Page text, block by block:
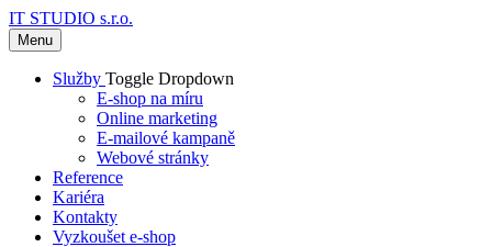
IT STUDIO s.r.o.
Menu
Služby Toggle Dropdown
E-shop na míru
Online marketing
E-mailové kampaně
Webové stránky
Reference
Kariéra
Kontakty
Vyzkoušet e-shop